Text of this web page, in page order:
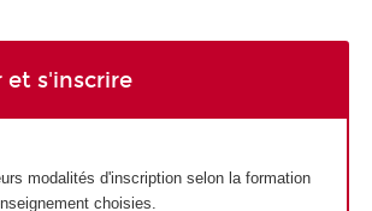
et s'inscrire
modalités d'inscription selon la formation
choisies.